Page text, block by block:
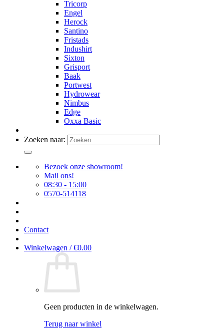
Tricorp
Engel
Herock
Santino
Fristads
Indushirt
Sixton
Grisport
Baak
Portwest
Hydrowear
Nimbus
Edge
Oxxa Basic
Zoeken naar:
Bezoek onze showroom!
Mail ons!
08:30 - 15:00
0570-514118
Contact
Winkelwagen /€0.00
Geen producten in de winkelwagen.
Terug naar winkel